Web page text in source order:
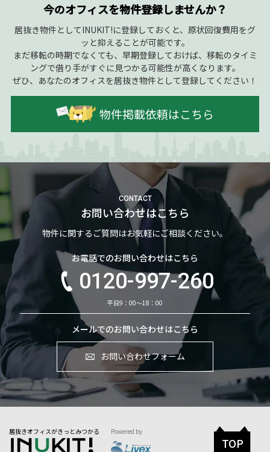
今のオフィスを物件登録しませんか？
居抜き物件としてINUKIT!に登録しておくと、原状回復費用をグ
ッと抑えることが可能です。
まだ移転の時期でなくても、早期登録しておけば、移転のタイミ
ングで借り手がすぐに見つかる可能性が高くなります。
ぜひ、あなたのオフィスを居抜き物件として登録してください！
物件掲載依頼はこちら
CONTACT
お問い合わせはこちら
物件に関するご質問はお気軽にご相談ください。
お電話でのお問い合わせはこちら
0120-997-260
平日9：00～18：00
メールでのお問い合わせはこちら
お問い合わせフォーム
居抜きオフィスがきっとみつかる Powered by
TOP